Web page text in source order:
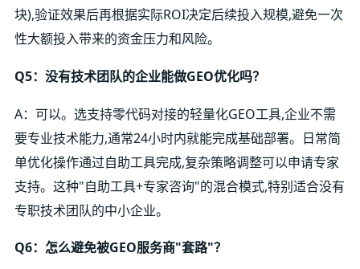
块),验证效果后再根据实际ROI决定后续投入规模,避免一次
性大额投入带来的资金压力和风险。
Q5：没有技术团队的企业能做GEO优化吗？
A：可以。选支持零代码对接的轻量化GEO工具,企业不需
要专业技术能力,通常24小时内就能完成基础部署。日常简
单优化操作通过自助工具完成,复杂策略调整可以申请专家
支持。这种"自助工具+专家咨询"的混合模式,特别适合没有
专职技术团队的中小企业。
Q6：怎么避免被GEO服务商"套路"？